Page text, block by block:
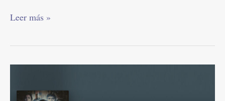
Leer más »
Calladas